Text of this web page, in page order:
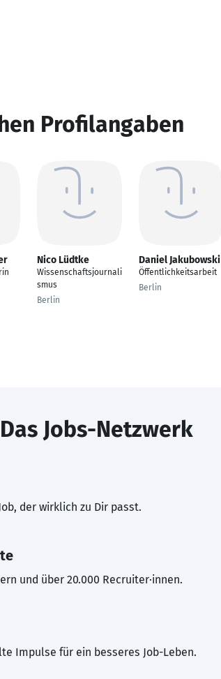
Profilangaben
Nico Lüdtke
Wissenschaftsjournali
smus
Berlin
Daniel Jakubowski
Öffentlichkeitsarbeit
Berlin
Jobs-Netzwerk
der wirklich zu Dir passt.
und über 20.000 Recruiter·innen.
Impulse für ein besseres Job-Leben.